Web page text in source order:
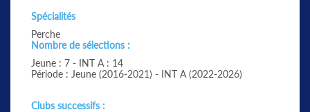
Spécialités
Perche
Nombre de sélections :
Jeune : 7 - INT A : 14
Période : Jeune (2016-2021) - INT A (2022-2026)
Clubs successifs :